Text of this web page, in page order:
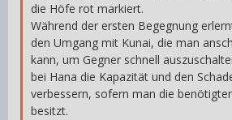
die Höfe rot markiert.
Während der ersten Begegnung
den Umgang mit Kunai, die man
kann, um Gegner schnell
bei Hana die Kapazität und den
verbessern, sofern man die
besitzt.